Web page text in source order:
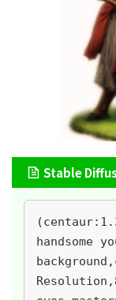
Stable
handsome